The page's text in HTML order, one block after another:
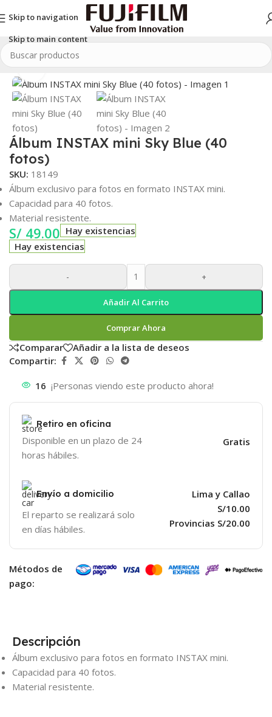
Skip to navigation
Skip to main content
Inicio/INSTAX/Accesorios INSTAX/INSTAX mini/Álbum de fotos
Clic para ampliar
Álbum INSTAX mini Sky Blue (40
fotos)
SKU: 18149
Álbum exclusivo para fotos en formato INSTAX mini.
Capacidad para 40 fotos.
Material resistente.
S/ 49.00 Hay existencias
Hay existencias
- +
Añadir Al Carrito
Comprar Ahora
Comparar
Añadir a la lista de deseos
Compartir:
16 ¡Personas viendo este producto ahora!
Retiro en oficina
Disponible en un plazo de 24
horas hábiles.
Gratis
Envío a domicilio
El reparto se realizará solo
en días hábiles.
Lima y Callao
S/10.00
Provincias S/20.00
Métodos de
pago:
Descripción
Álbum exclusivo para fotos en formato INSTAX mini.
Capacidad para 40 fotos.
Material resistente.